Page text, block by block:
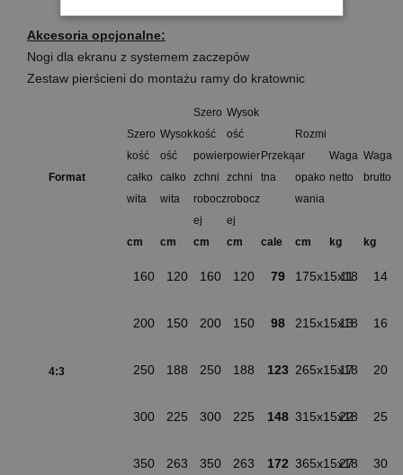
Akcesoria opcjonalne:
Nogi dla ekranu z systemem zaczepów
Zestaw pierścieni do montażu ramy do kratownic
Format
Szero
kość
całko
wita
Wysok
ość
całko
wita
Szero
kość
powier
zchni
robocz
ej
Wysok
ość
powier
zchni
robocz
ej
Przeką
tna
Rozmi
ar
opako
wania
Waga
netto
Waga
brutto
cm cm cm cm cale cm kg kg
4:3
160 120 160 120 79 175x15x18
11 14
200 150 200 150 98 215x15x18
13 16
250 188 250 188 123 265x15x18
17 20
300 225 300 225 148 315x15x18
22 25
350 263 350 263 172 365x15x18
27 30